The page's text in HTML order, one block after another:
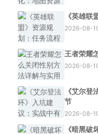
《英雄
2026-08-
王者荣耀
2026-08-
《艾尔
节
2026-08-
《暗黑